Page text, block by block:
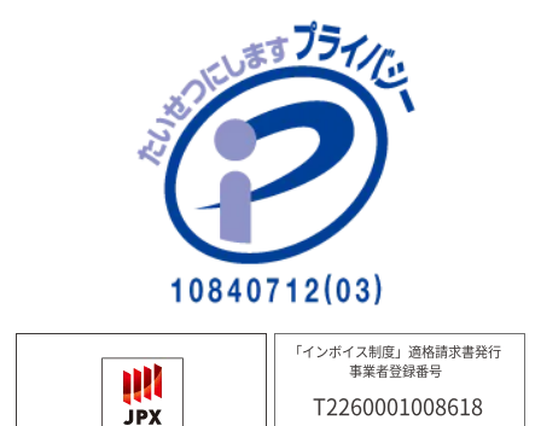
「インボイス制度」適格請求書発行
事業者登録番号
T2260001008618